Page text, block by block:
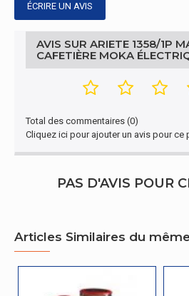
Stockage de cable
Coupure automatique de l'alimentation
Détails techniques
Période de garantie
Autres caractéristiques
Nom du produit
Base 360 °
ÉCRIRE UN AVIS
AVIS SUR ARIETE 1358/1P
CAFETIÈRE MOKA
Total des commentaires (0)
Cliquez ici pour ajouter un avis pour ce
PAS D'AVIS POUR
Articles Similaires du